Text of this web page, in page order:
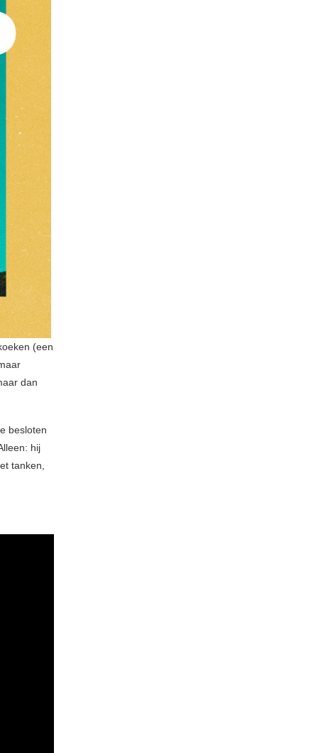
(een
dan
besloten
hij
tanken,